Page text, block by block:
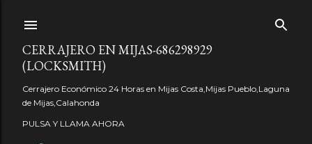
CERRAJERO EN MIJAS-686298929
(LOCKSMITH)
Cerrajero Económico 24 Horas en Mijas Costa,Mijas Pueblo,Laguna
de Mijas,Calahonda
PULSA Y LLAMA AHORA